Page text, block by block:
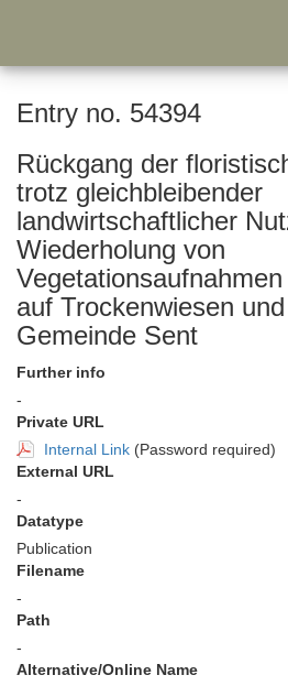
Entry no. 54394
Rückgang der
trotz gleichbleibender
landwirtschaftlicher
Wiederholung von
auf Trockenwiesen
Gemeinde Sent
Further info
-
Private URL
Internal Link (Password required)
External URL
-
Datatype
Publication
Filename
-
Path
-
Alternative/Online Name